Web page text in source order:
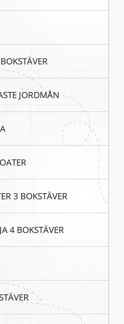
JORDMÅN
3 BOKSTÄVER
4 BOKSTÄVER